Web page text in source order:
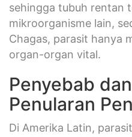
sehingga tubuh rentan
mikroorganisme lain,
Chagas, parasit hanya
organ-organ vital.
Penyebab dan
Penularan
Di Amerika Latin,